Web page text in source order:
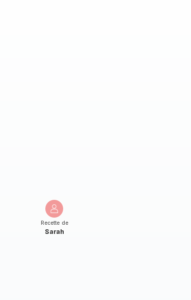
Recette de
Sarah